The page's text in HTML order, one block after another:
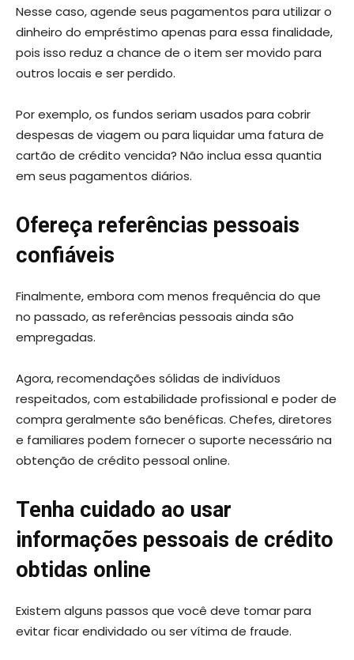
Nesse caso, agende seus pagamentos para utilizar o
dinheiro do empréstimo apenas para essa finalidade,
pois isso reduz a chance de o item ser movido para
outros locais e ser perdido.
Por exemplo, os fundos seriam usados ​​para cobrir
despesas de viagem ou para liquidar uma fatura de
cartão de crédito vencida? Não inclua essa quantia
em seus pagamentos diários.
Ofereça referências pessoais
confiáveis
Finalmente, embora com menos frequência do que
no passado, as referências pessoais ainda são
empregadas.
Agora, recomendações sólidas de indivíduos
respeitados, com estabilidade profissional e poder de
compra geralmente são benéficas. Chefes, diretores
e familiares podem fornecer o suporte necessário na
obtenção de crédito pessoal online.
Tenha cuidado ao usar
informações pessoais de crédito
obtidas online
Existem alguns passos que você deve tomar para
evitar ficar endividado ou ser vítima de fraude.